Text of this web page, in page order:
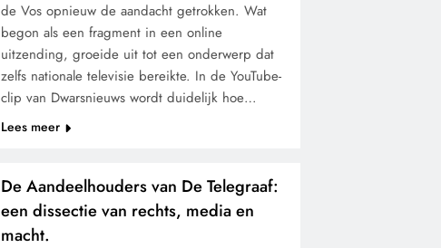
de Vos opnieuw de aandacht getrokken. Wat
begon als een fragment in een online
uitzending, groeide uit tot een onderwerp dat
zelfs nationale televisie bereikte. In de YouTube-
clip van Dwarsnieuws wordt duidelijk hoe…
Lees meer
De Aandeelhouders van De Telegraaf:
een dissectie van rechts, media en
macht.